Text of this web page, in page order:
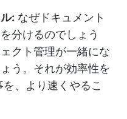
: なぜドキュメント
分けるのでしょう
クト管理が一緒にな
う。それが効率性を
、より速くやるこ